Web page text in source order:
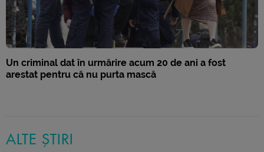
Un criminal dat în urmărire acum 20 de ani a fost
arestat pentru că nu purta mască
ALTE ȘTIRI